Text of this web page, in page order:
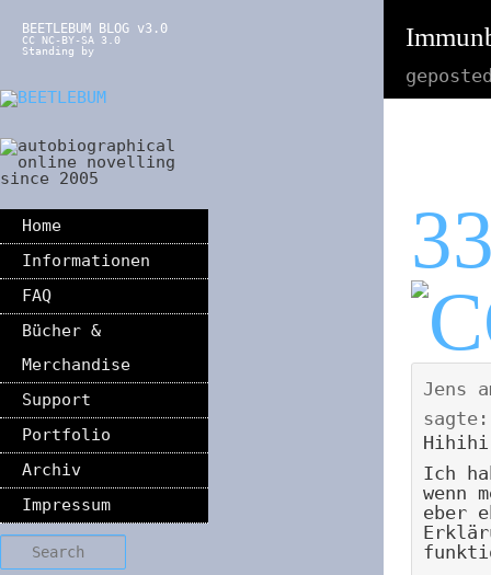
BEETLEBUM BLOG v3.0
CC NC-BY-SA 3.0
Standing by
Home
Informationen
FAQ
Bücher &
Merchandise
Support
Portfolio
Archiv
Impressum
Search
Jens
sagte:
Ich
wenn
eber